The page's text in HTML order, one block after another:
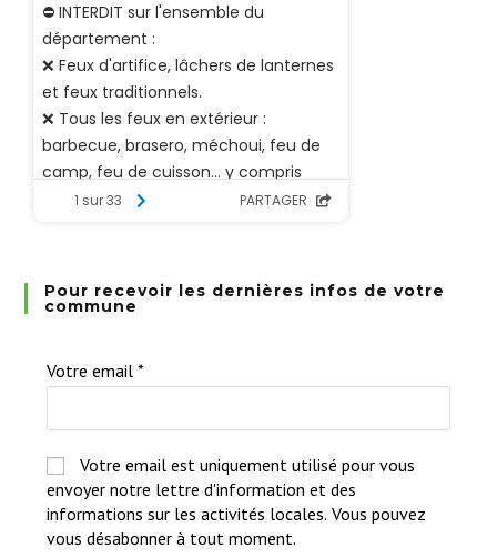
Pour recevoir les dernières infos de votre
commune
Votre email*
Votre email est uniquement utilisé pour vous
envoyer notre lettre d'information et des
informations sur les activités locales. Vous pouvez
vous désabonner à tout moment.